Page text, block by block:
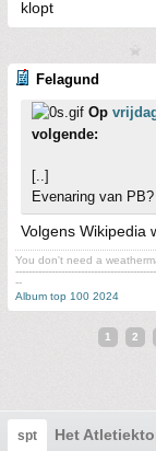
klopt
Felagund
Op
volgende:
[..]
Evenaring van PB?
Volgens Wikipedia
You don't need a
--
Album top 100 2024
1 2
spt Het